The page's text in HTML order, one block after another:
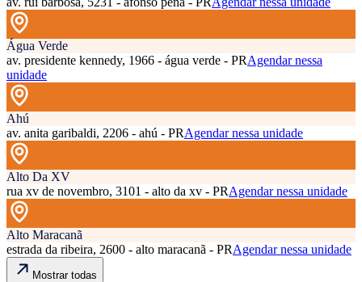
Água Verde
av. presidente kennedy, 1966 - água verde - PRAgendar nessa
unidade
Ahú
av. anita garibaldi, 2206 - ahú - PRAgendar nessa unidade
Alto Da XV
rua xv de novembro, 3101 - alto da xv - PRAgendar nessa unidade
Alto Maracanã
estrada da ribeira, 2600 - alto maracanã - PRAgendar nessa unidade
Mostrar todas